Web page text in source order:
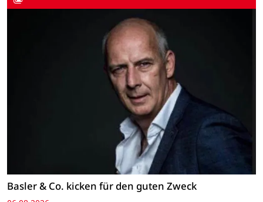
Basler & Co. kicken für den guten Zweck